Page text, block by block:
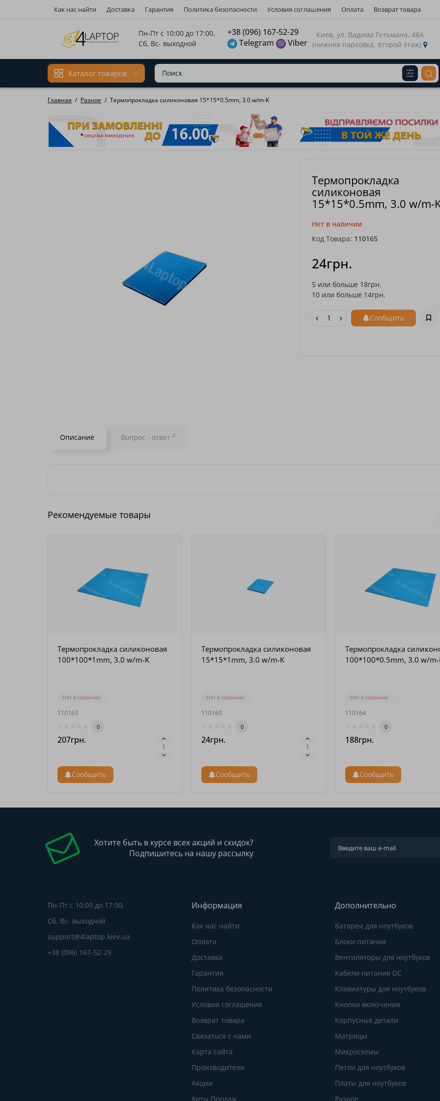
Как нас найти Доставка Гарантия Политика безопасности Условия соглашения Оплата Возврат товара
Пн-Пт с 10:00 до 17:00,
Сб, Вс- выходной
+38 (096) 167-52-29
Telegram
Viber
Киев, ул. Вадима Гетьмана, 48А
(нижняя парковка, второй этаж)
Каталог товаров
Главная Разное Термопрокладка силиконовая 15*15*0.5mm, 3.0 w/m-K
Мова магазину
Russian
Українська
Термопрокладка
силиконовая
15*15*0.5mm, 3.0 w/m-
Нет в наличии
Код Товара: 110165
24грн.
5 или больше 18грн.
10 или больше 14грн.
Сообщить
Описание Вопрос - ответ 0
Рекомендуемые товары
Термопрокладка силиконовая
100*100*1mm, 3.0 w/m-K
Нет в наличии
110163
0
207грн.
Сообщить
Термопрокладка силиконовая
15*15*1mm, 3.0 w/m-K
Нет в наличии
110160
0
24грн.
Сообщить
Термопрокладка
100*100*0.5mm, 3.0 w/m-
Нет в наличии
110164
0
188грн.
Сообщить
Хотите быть в курсе всех акций и скидок?
Подпишитесь на нашу рассылку
Пн-Пт с 10:00 до 17:00,
Сб, Вс- выходной
support@4laptop.kiev.ua
+38 (096) 167-52-29
Информация
Как нас найти
Оплата
Доставка
Гарантия
Политика безопасности
Условия соглашения
Возврат товара
Связаться с нами
Карта сайта
Производители
Акции
Хиты Продаж
Дополнительно
Батареи для ноутбуков
Блоки питания
Вентиляторы для ноутбуков
Кабели питания DC
Клавиатуры для ноутбуков
Кнопки включения
Корпусные детали
Матрицы
Микросхемы
Петли для ноутбуков
Платы для ноутбуков
Разное